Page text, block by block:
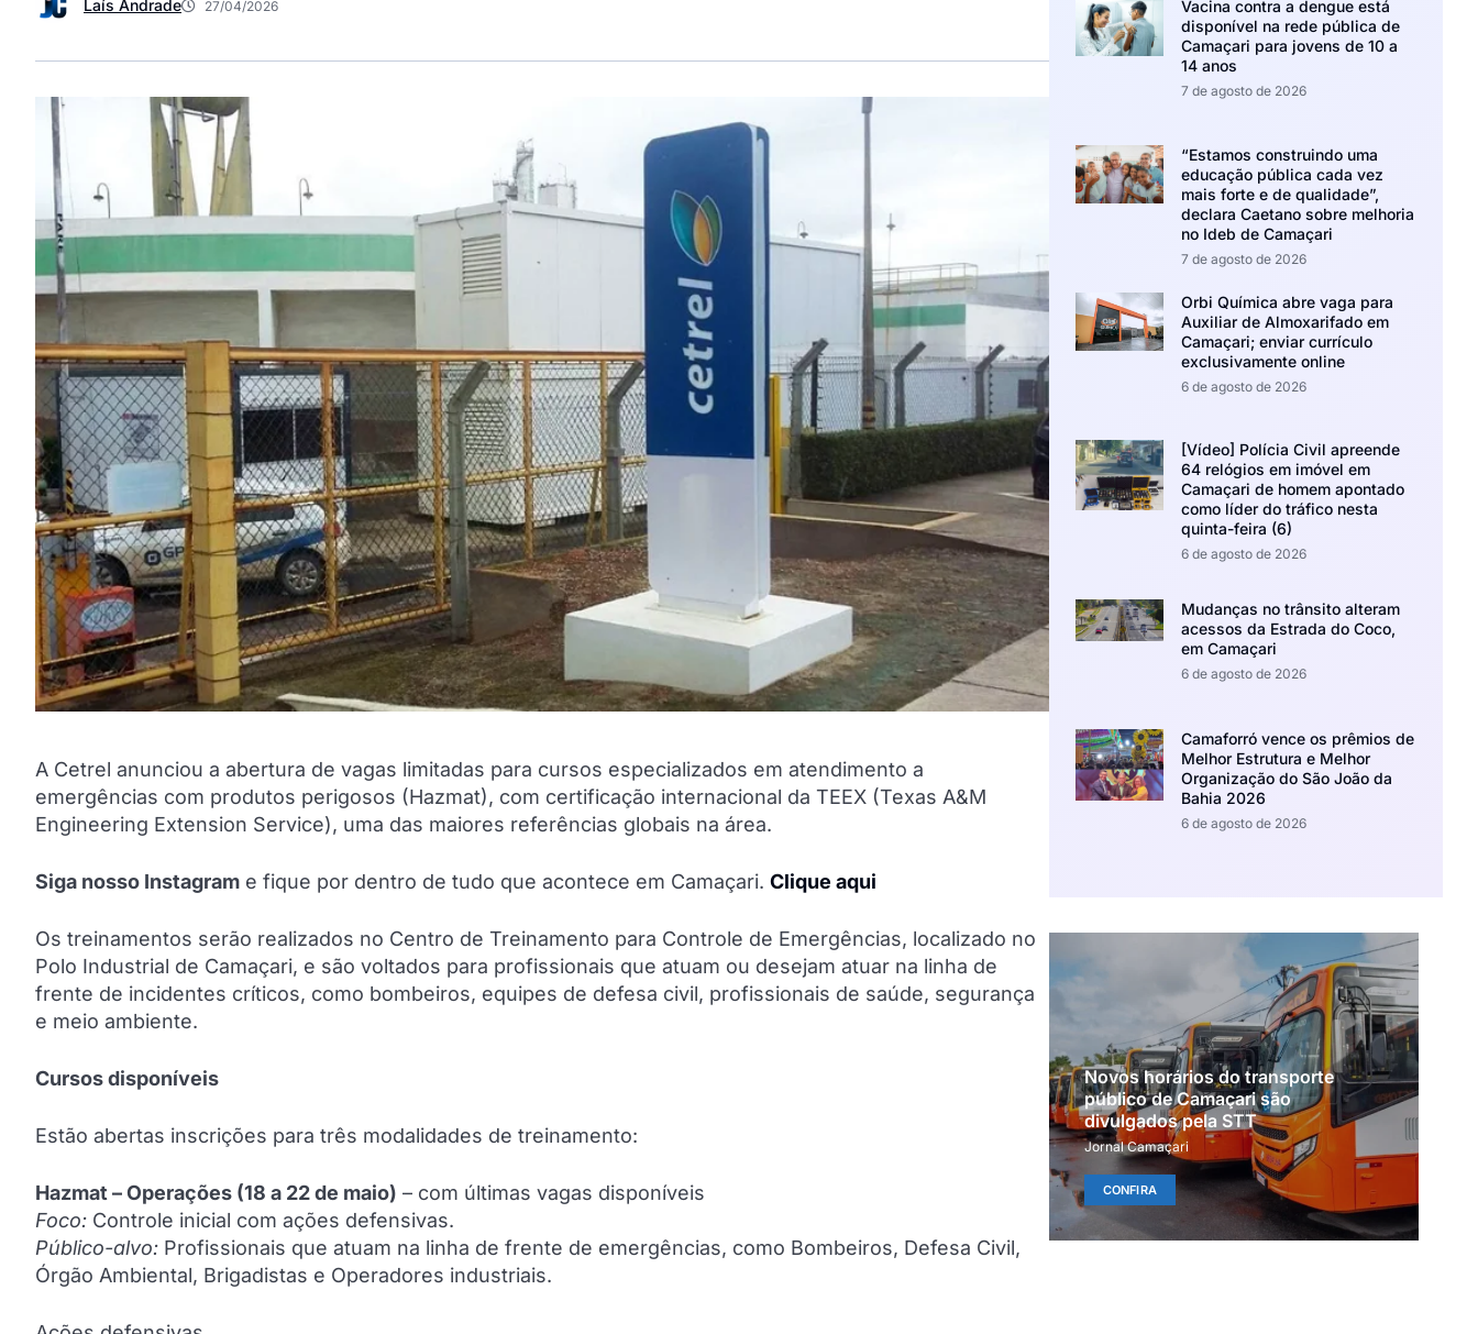
Laís Andrade 27/04/2026
A Cetrel anunciou a abertura de vagas limitadas para cursos especializados em atendimento a
emergências com produtos perigosos (Hazmat), com certificação internacional da TEEX (Texas A&M
Engineering Extension Service), uma das maiores referências globais na área.
Siga nosso Instagram e fique por dentro de tudo que acontece em Camaçari. Clique aqui
Os treinamentos serão realizados no Centro de Treinamento para Controle de Emergências, localizado no
Polo Industrial de Camaçari, e são voltados para profissionais que atuam ou desejam atuar na linha de
frente de incidentes críticos, como bombeiros, equipes de defesa civil, profissionais de saúde, segurança
e meio ambiente.
Cursos disponíveis
Estão abertas inscrições para três modalidades de treinamento:
Hazmat – Operações (18 a 22 de maio) – com últimas vagas disponíveis
Foco: Controle inicial com ações defensivas.
Público-alvo: Profissionais que atuam na linha de frente de emergências, como Bombeiros, Defesa Civil,
Órgão Ambiental, Brigadistas e Operadores industriais.
Vacina contra a dengue está
disponível na rede pública de
Camaçari para jovens de 10 a
14 anos
7 de agosto de 2026
“Estamos construindo uma
educação pública cada vez
mais forte e de qualidade”,
declara Caetano sobre melhoria
no Ideb de Camaçari
7 de agosto de 2026
Orbi Química abre vaga para
Auxiliar de Almoxarifado em
Camaçari; enviar currículo
exclusivamente online
6 de agosto de 2026
[Vídeo] Polícia Civil apreende
64 relógios em imóvel em
Camaçari de homem apontado
como líder do tráfico nesta
quinta-feira (6)
6 de agosto de 2026
Mudanças no trânsito alteram
acessos da Estrada do Coco,
em Camaçari
6 de agosto de 2026
Camaforró vence os prêmios de
Melhor Estrutura e Melhor
Organização do São João da
Bahia 2026
6 de agosto de 2026
Novos horários do transporte
público de Camaçari são
divulgados pela STT
Jornal Camaçari
CONFIRA